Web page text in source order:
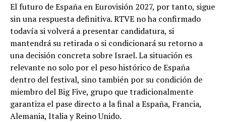
El futuro de España en Eurovisión 2027, por tanto, sigue
sin una respuesta definitiva. RTVE no ha confirmado
todavía si volverá a presentar candidatura, si
mantendrá su retirada o si condicionará su retorno a
una decisión concreta sobre Israel. La situación es
relevante no solo por el peso histórico de España
dentro del festival, sino también por su condición de
miembro del Big Five, grupo que tradicionalmente
garantiza el pase directo a la final a España, Francia,
Alemania, Italia y Reino Unido.